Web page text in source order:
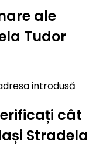
ale
Tudor
introdusă
cât
Stradela